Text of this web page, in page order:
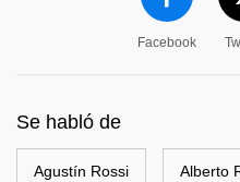
Facebook
Se habló de
Agustín Rossi Alberto